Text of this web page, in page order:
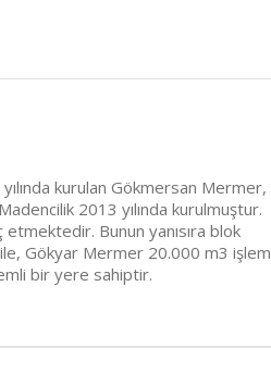
kurulan Gökmersan Mermer,
2013 yılında kurulmuştur.
Bunun yanısıra blok
ile, Gökyar Mermer 20.000 m3 işlem
bir yere sahiptir.